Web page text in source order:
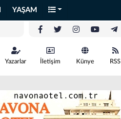
YAŞAM
Yazarlar İletişim Künye RSS